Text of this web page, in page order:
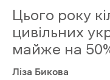
У повідомленні
мирних жителів,
працівників, які
внаслідок